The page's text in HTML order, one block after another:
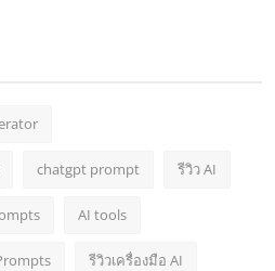
chatgpt prompt รีวิว AI
AI tools
รีวิวเครื่องมือ AI